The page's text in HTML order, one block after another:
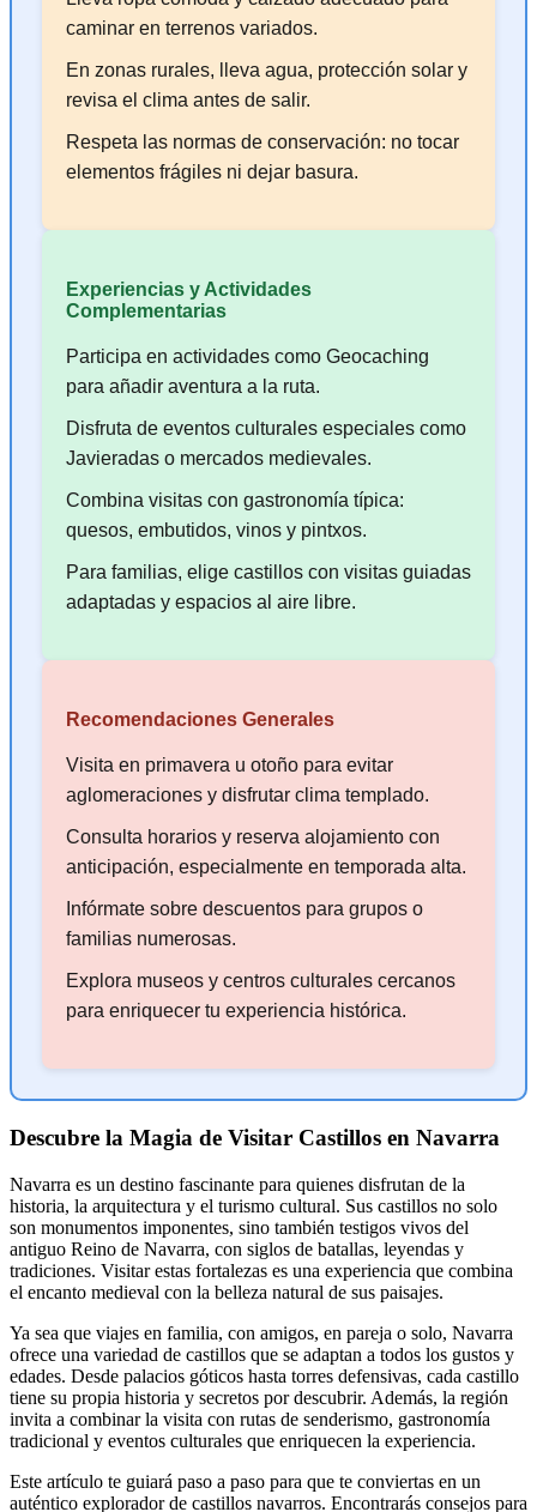
caminar en terrenos variados.
En zonas rurales, lleva agua, protección solar y
revisa el clima antes de salir.
Respeta las normas de conservación: no tocar
elementos frágiles ni dejar basura.
Experiencias y Actividades
Complementarias
Participa en actividades como Geocaching
para añadir aventura a la ruta.
Disfruta de eventos culturales especiales como
Javieradas o mercados medievales.
Combina visitas con gastronomía típica:
quesos, embutidos, vinos y pintxos.
Para familias, elige castillos con visitas guiadas
adaptadas y espacios al aire libre.
Recomendaciones Generales
Visita en primavera u otoño para evitar
aglomeraciones y disfrutar clima templado.
Consulta horarios y reserva alojamiento con
anticipación, especialmente en temporada alta.
Infórmate sobre descuentos para grupos o
familias numerosas.
Explora museos y centros culturales cercanos
para enriquecer tu experiencia histórica.
Descubre la Magia de Visitar Castillos en Navarra
Navarra es un destino fascinante para quienes disfrutan de la
historia, la arquitectura y el turismo cultural. Sus castillos no solo
son monumentos imponentes, sino también testigos vivos del
antiguo Reino de Navarra, con siglos de batallas, leyendas y
tradiciones. Visitar estas fortalezas es una experiencia que combina
el encanto medieval con la belleza natural de sus paisajes.
Ya sea que viajes en familia, con amigos, en pareja o solo, Navarra
ofrece una variedad de castillos que se adaptan a todos los gustos y
edades. Desde palacios góticos hasta torres defensivas, cada castillo
tiene su propia historia y secretos por descubrir. Además, la región
invita a combinar la visita con rutas de senderismo, gastronomía
tradicional y eventos culturales que enriquecen la experiencia.
Este artículo te guiará paso a paso para que te conviertas en un
auténtico explorador de castillos navarros. Encontrarás consejos para